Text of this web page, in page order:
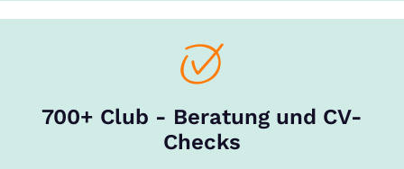
700+ Club - Beratung und CV-
Checks